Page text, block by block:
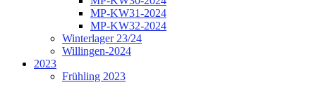
MP-KW31-2024
MP-KW32-2024
Winterlager 23/24
Willingen-2024
2023
Frühling 2023